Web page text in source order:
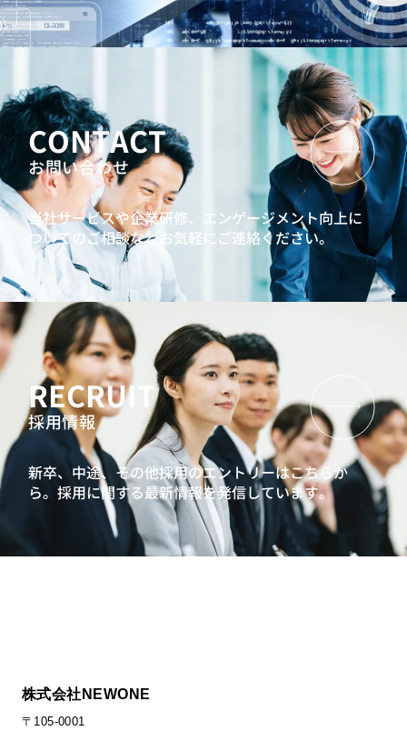
CONTACT
お問い合わせ
当社サービスや企業研修、エンゲージメント向上に
ついてのご相談などお気軽にご連絡ください。
RECRUIT
採用情報
新卒、中途、その他採用のエントリーはこちらか
ら。採用に関する最新情報を発信しています。
株式会社NEWONE
〒105-0001